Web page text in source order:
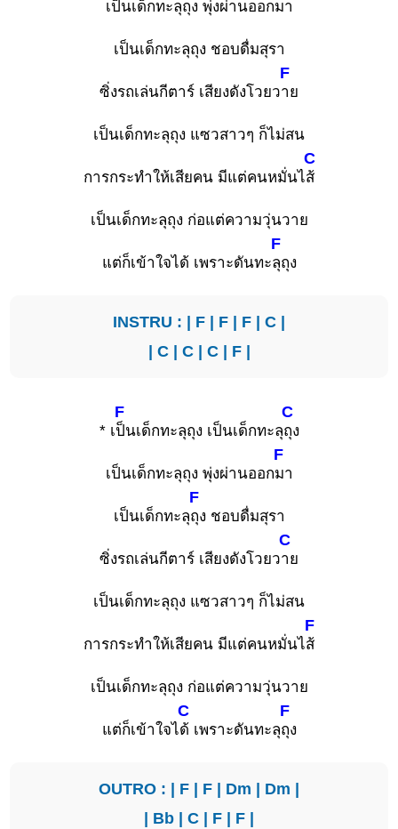
เป็นเด็กทะลุถุง พุ่งผ่านออกมา
เป็นเด็กทะลุถุง ชอบดื่มสุรา
ซิ่งรถเล่นกีตาร์ เสียงดังโวยว
F
าย
เป็นเด็กทะลุถุง แซวสาวๆ ก็ไม่สน
การกระทำให้เสียคน มีแต่คนหมั่นไ
C
ส้
เป็นเด็กทะลุถุง ก่อแต่ความวุ่นวาย
แต่ก็เข้าใจได้ เพราะดันทะ
F
ลุถุง
INSTRU : | F | F | F | C |
| C| C| C| F|
* เ
F
ป็นเด็กทะลุถุง เป็นเด็กทะลุ
C
ถุง
เป็นเด็กทะลุถุง พุ่งผ่านออก
F
มา
เป็นเด็กทะลุ
F
ถุง ชอบดื่มสุรา
ซิ่งรถเล่นกีตาร์ เสียงดังโวยว
C
าย
เป็นเด็กทะลุถุง แซวสาวๆ ก็ไม่สน
การกระทำให้เสียคน มีแต่คนหมั่นไ
F
ส้
เป็นเด็กทะลุถุง ก่อแต่ความวุ่นวาย
แต่ก็เข้าใจไ
C
ด้ เพราะดันทะลุ
F
ถุง
OUTRO : | F | F | Dm | Dm |
| Bb | C | F | F |